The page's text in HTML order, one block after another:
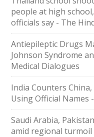
people at high
officials say - The
Antiepileptic Drugs
Johnson Syndrome
Medical Dialogues
India Counters
Using Official Names
Saudi ⁠Arabia,
amid regional turmoil